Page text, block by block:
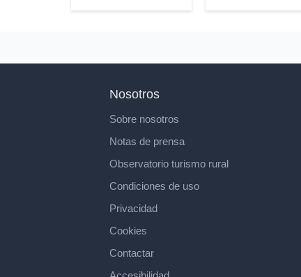
Nosotros
Sobre nosotros
Notas de prensa
Observatorio turismo rural
Condiciones de uso
Privacidad
Cookies
Contactar